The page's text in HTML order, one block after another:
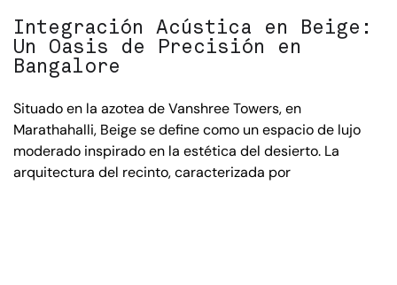
Integración Acústica en Beige:
Un Oasis de Precisión en
Bangalore
Situado en la azotea de Vanshree Towers, en
Marathahalli, Beige se define como un espacio de lujo
moderado inspirado en la estética del desierto. La
arquitectura del recinto, caracterizada por